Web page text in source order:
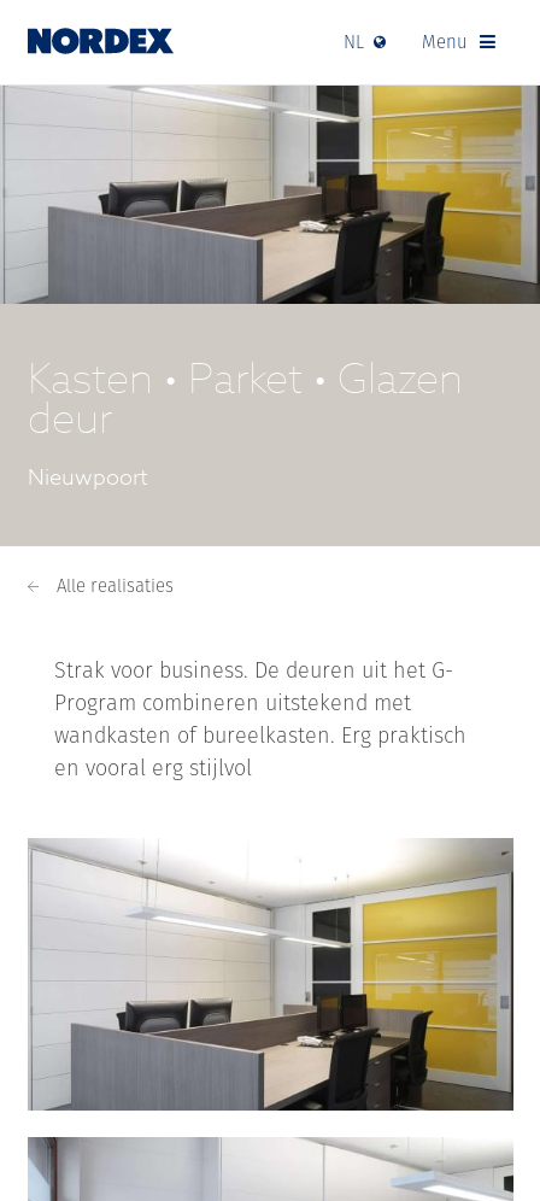
NL Menu
Kasten • Parket • Glazen
deur
Nieuwpoort
Alle realisaties
Strak voor business. De deuren uit het G-
Program combineren uitstekend met
wandkasten of bureelkasten. Erg praktisch
en vooral erg stijlvol